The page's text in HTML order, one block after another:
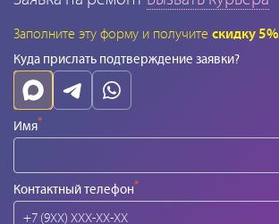
Заполните эту форму и получите скидку 5%
Куда прислать подтверждение заявки?
Имя*
Контактный телефон*